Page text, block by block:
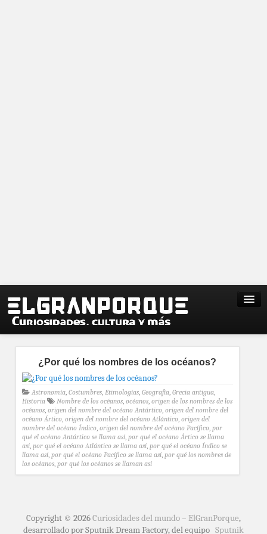
¿Por qué los nombres de los océanos?
Astronomía, Costumbres, Etimologías, Geografía, Grecia antigua,
Historia
Nombre de los océanos, océanos, origen de los nombres de los
océanos, origen del nombre del océano Antártico, origen del nombre del
océano Ártico, origen del nombre del océano Atlántico, origen del
nombre del océano Índico, origen del nombre del océano Pacífico, por
qué el océano Antártico se llama así, por qué el océano Ártico se llama
así, por qué el océano Atlántico se llama así, por qué el océano Índico se
llama así, por qué el océano Pacífico se llama así, por qué los nombres de
los océanos, por qué los océanos se llaman así
Copyright © 2026Curiosidades del mundo – ElGranPorque,
desarrollado por Sputnik Dream Factory, del equipo Sputnik